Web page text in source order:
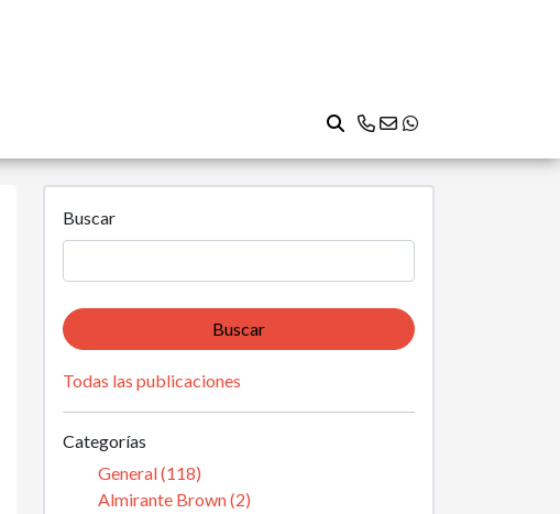
Buscar
Buscar
Todas las publicaciones
Categorías
General (118)
Almirante Brown (2)